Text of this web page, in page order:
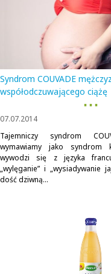
Syndrom COUVADE
współodczuwającego ciążę
▪ ▪ ▪
07.07.2014
Tajemniczy syndrom
wymawiamy jako syndrom
wywodzi się z języka
„wylęganie” i „wysiadywanie
dość dziwną...